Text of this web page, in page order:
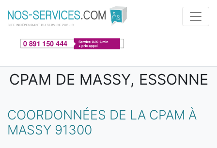
Aller au contenu principal
CPAM DE MASSY, ESSONNE
COORDONNÉES DE LA CPAM À
MASSY 91300